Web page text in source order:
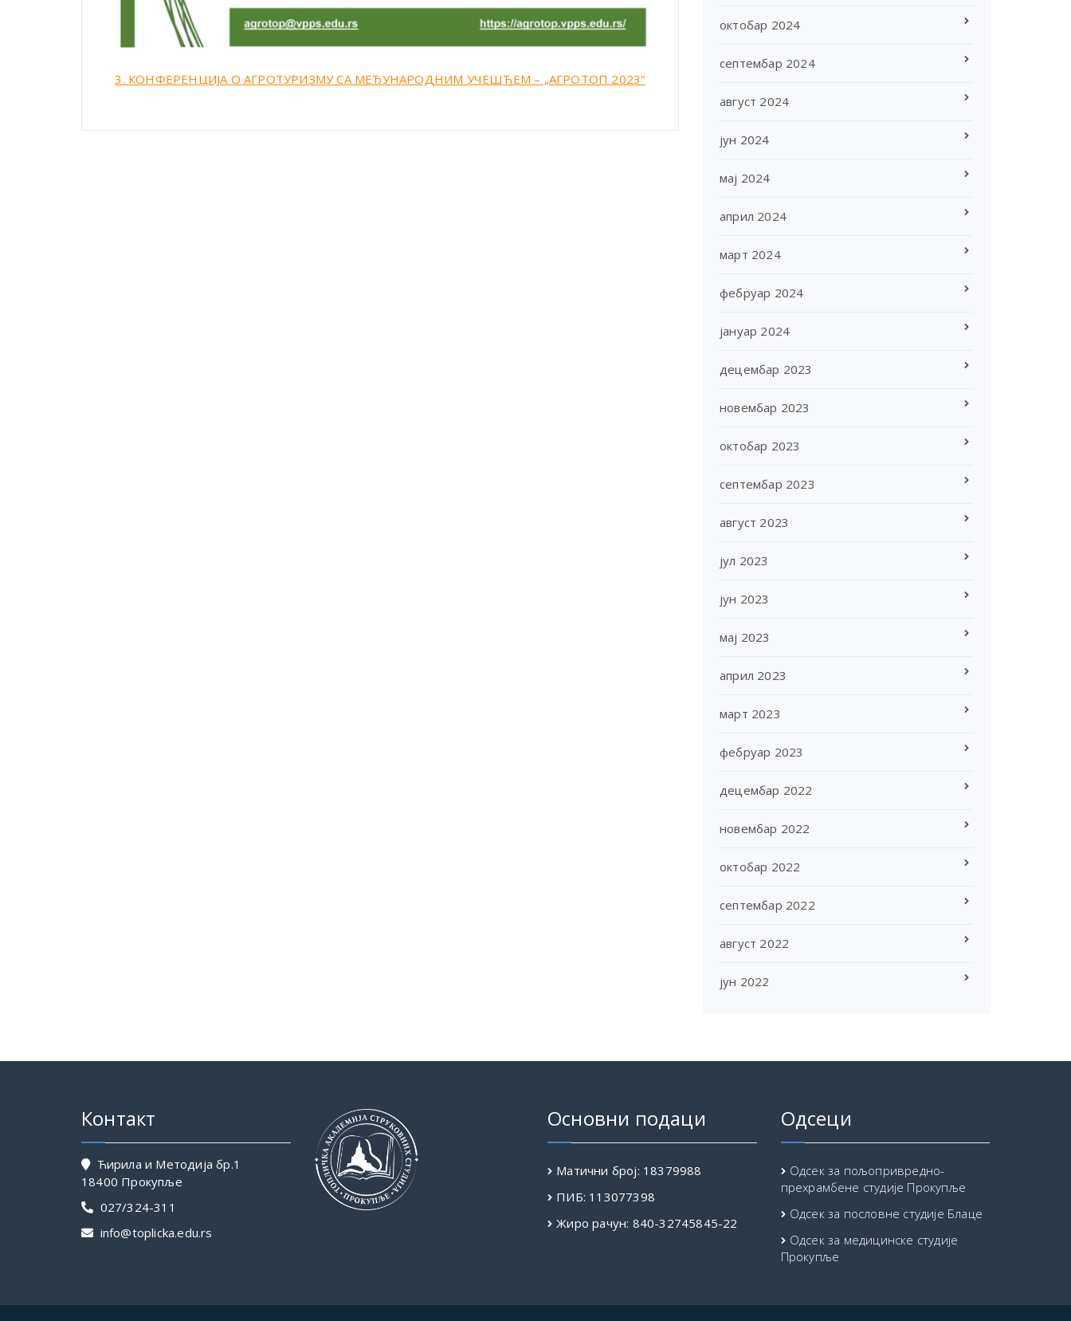
3. КОНФЕРЕНЦИЈА О АГРОТУРИЗМУ СА МЕЂУНАРОДНИМ УЧЕШЋЕМ – „АГРОТОП 2023“
октобар 2024
септембар 2024
август 2024
јун 2024
мај 2024
април 2024
март 2024
фебруар 2024
јануар 2024
децембар 2023
новембар 2023
октобар 2023
септембар 2023
август 2023
јул 2023
јун 2023
мај 2023
април 2023
март 2023
фебруар 2023
децембар 2022
новембар 2022
октобар 2022
септембар 2022
август 2022
јун 2022
Контакт
Ћирилa и Методијa бр.1
18400 Прокупље
027/324-311
info@toplicka.edu.rs
Основни подаци
Матични број: 18379988
ПИБ: 113077398
Жиро рачун: 840-32745845-22
Одсеци
Одсек за пољопривредно-
прехрамбене студије Прокупље
Одсек за пословне студије Блаце
Одсек за медицинске студије
Прокупље